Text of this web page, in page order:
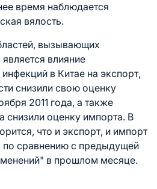
время наблюдается
вялость.
вызывающих
влияние
в Китае на экспорт,
снизили свою оценку
2011 года, а также
снизили оценку импорта. В
что и экспорт, и импорт
по сравнению с предыдущей
в прошлом месяце.